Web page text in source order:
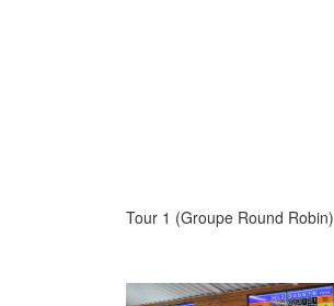
Tour 1 (Groupe Round Robin)